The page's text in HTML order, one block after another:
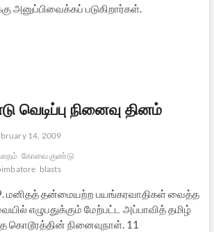
அனுப்பிவைக்கப் படுகிறார்கள்.
நினைவு தினம்
14, 2009
கோவை குண்டு
blasts
மனிதத் தன்மையற்ற பயங்கரவாதிகள் வைத்த
எழுபதுக்கும் மேற்பட்ட அப்பாவித் தமிழ்
கொடூரத்தின் நினைவுநாள். 11